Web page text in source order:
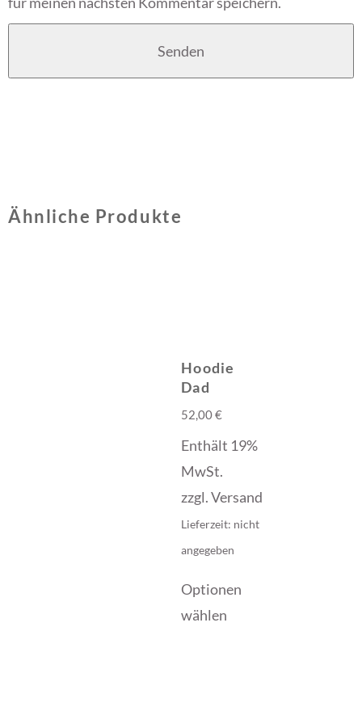
Ähnliche Produkte
Hoodie
Dad
52,00€
Enthält 19%
MwSt.
zzgl.Versand
Lieferzeit: nicht
angegeben
Optionen
wählen